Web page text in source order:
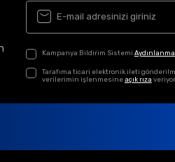
Kampanya Bildirim Sistemi
Tarafıma ticari elektronik ileti
verilerimin işlenmesineaçık rıza